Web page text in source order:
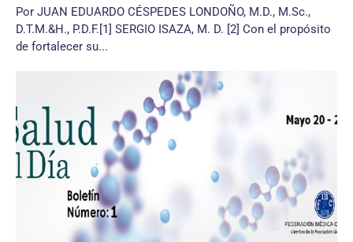
Por JUAN EDUARDO CÉSPEDES LONDOÑO, M.D., M.Sc.,
D.T.M.&H., P.D.F.[1] SERGIO ISAZA, M. D. [2] Con el propósito
de fortalecer su...